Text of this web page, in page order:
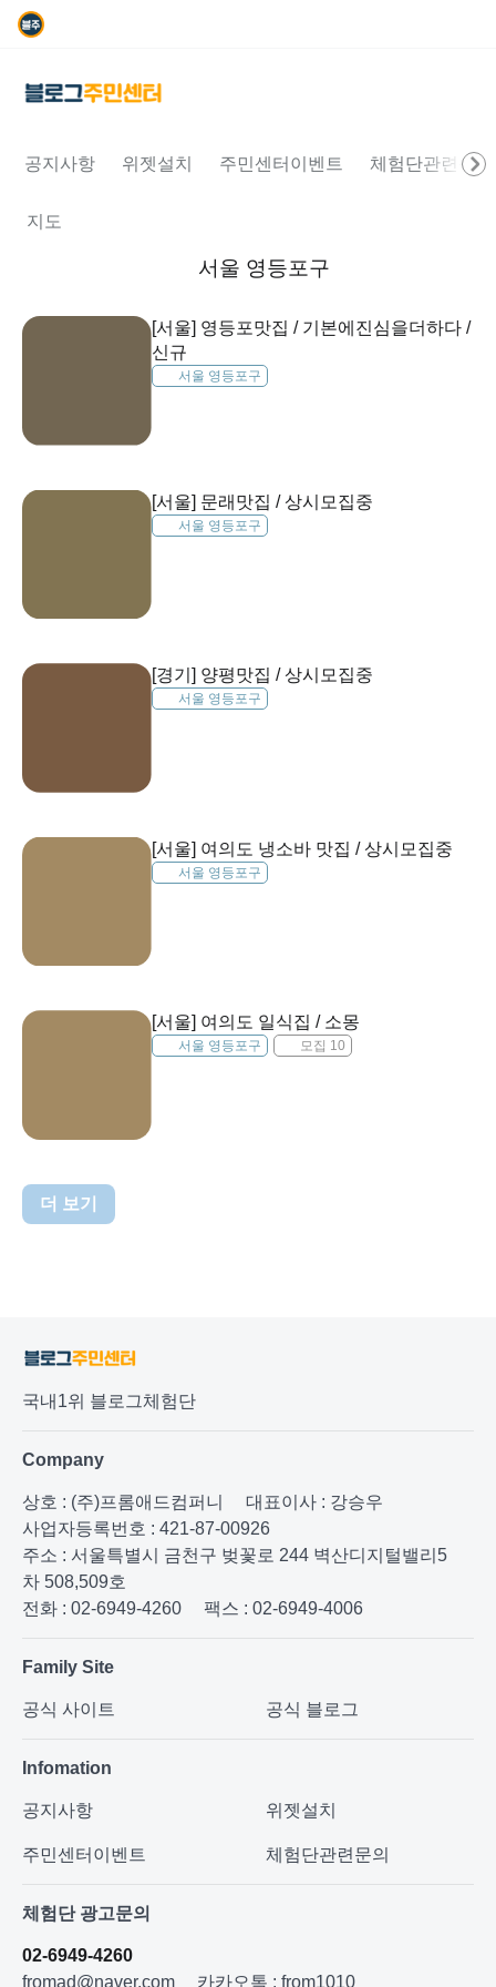
공지사항 위젯설치 주민센터이벤트 체험단관련문의
지도
서울 영등포구
[서울] 영등포맛집 / 기본에진심을더하다 /
신규
서울 영등포구
[서울] 문래맛집 / 상시모집중
서울 영등포구
[경기] 양평맛집 / 상시모집중
서울 영등포구
[서울] 여의도 냉소바 맛집 / 상시모집중
서울 영등포구
[서울] 여의도 일식집 / 소몽
서울 영등포구 모집 10
더 보기
국내1위 블로그체험단
Company
상호 : (주)프롬애드컴퍼니
대표이사 : 강승우
사업자등록번호 : 421-87-00926
주소 : 서울특별시 금천구 벚꽃로 244 벽산디지털밸리5
차 508,509호
전화 : 02-6949-4260
팩스 : 02-6949-4006
Family Site
공식 사이트 공식 블로그
Infomation
공지사항 위젯설치
주민센터이벤트 체험단관련문의
체험단 광고문의
02-6949-4260
fromad@naver.com
카카오톡 : from1010